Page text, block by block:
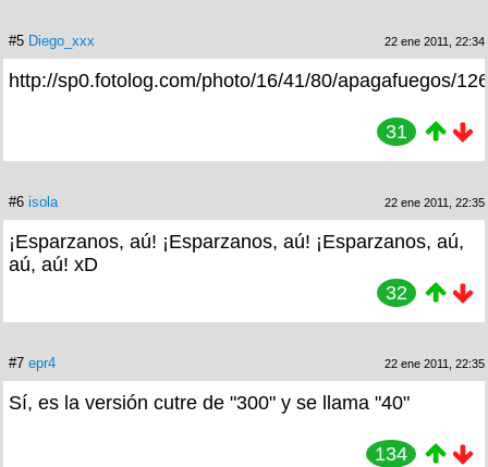
#5 Diego_xxx 22 ene 2011, 22:34
http://sp0.fotolog.com/photo/16/41/80/apagafuegos/
31
#6 isola 22 ene 2011, 22:35
¡Esparzanos, aú! ¡Esparzanos, aú! ¡Esparzanos, aú,
aú, aú! xD
32
#7 epr4 22 ene 2011, 22:35
Sí, es la versión cutre de "300" y se llama "40"
134